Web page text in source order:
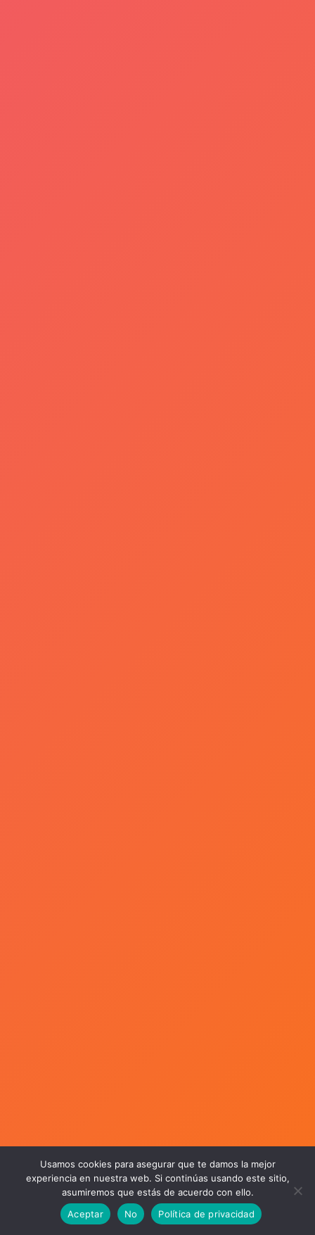
Usamos cookies para asegurar que te damos la mejor
experiencia en nuestra web. Si continúas usando este sitio,
asumiremos que estás de acuerdo con ello.
Aceptar
No Política de privacidad